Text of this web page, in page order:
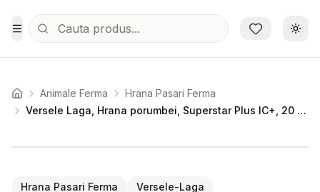
Sari la conținutul principal
Toggle Menu
Acasa Animale Ferma
Hrana Pasari Ferma
Versele Laga, Hrana porumbei, Superstar Plus IC+, 20 kg
Hrana Pasari Ferma
Versele-Laga